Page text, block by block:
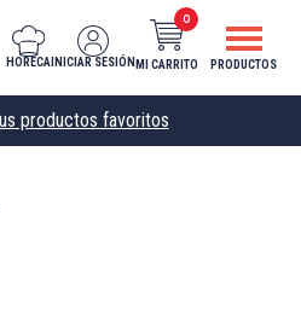
HORECA INICIAR SESIÓN MI CARRITO
0
PRODUCTOS